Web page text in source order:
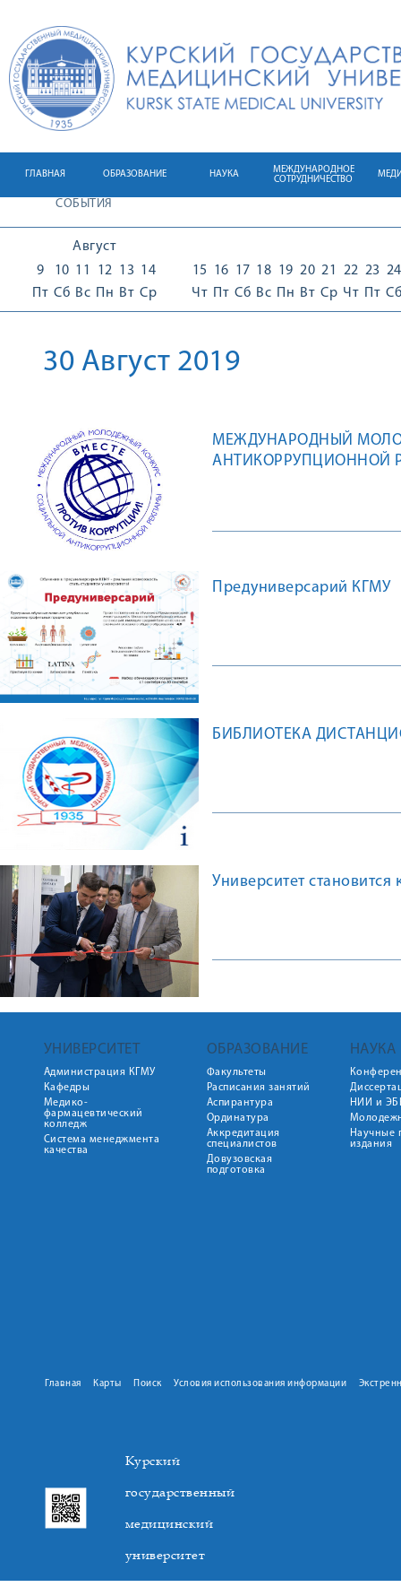
ГЛАВНАЯ ОБРАЗОВАНИЕ НАУКА
МЕЖДУНАРОДНОЕ
СОТРУДНИЧЕСТВО
СОБЫТИЯ
Август
9
Пт
10
Сб
11
Вс
12
Пн
13
Вт
14
Ср
15
Чт
16
Пт
17
Сб
18
Вс
19
Пн
20
Вт
21
Ср
22
Чт
23
Пт
24
Сб
30 Август 2019
МЕЖДУНАРОДНЫЙ
АНТИКОРРУПЦИОННОЙ
Предуниверсарий КГМУ
БИБЛИОТЕКА
Университет становится
УНИВЕРСИТЕТ
Администрация КГМУ
Кафедры
Медико-
фармацевтический
колледж
Система менеджмента
качества
ОБРАЗОВАНИЕ
Факультеты
Расписания занятий
Аспирантура
Ординатура
Аккредитация
специалистов
Довузовская
подготовка
НАУКА
НИИ и
Научные
издания
Главная Карты Поиск Условия использования информации
Курский
государственный
медицинский
университет